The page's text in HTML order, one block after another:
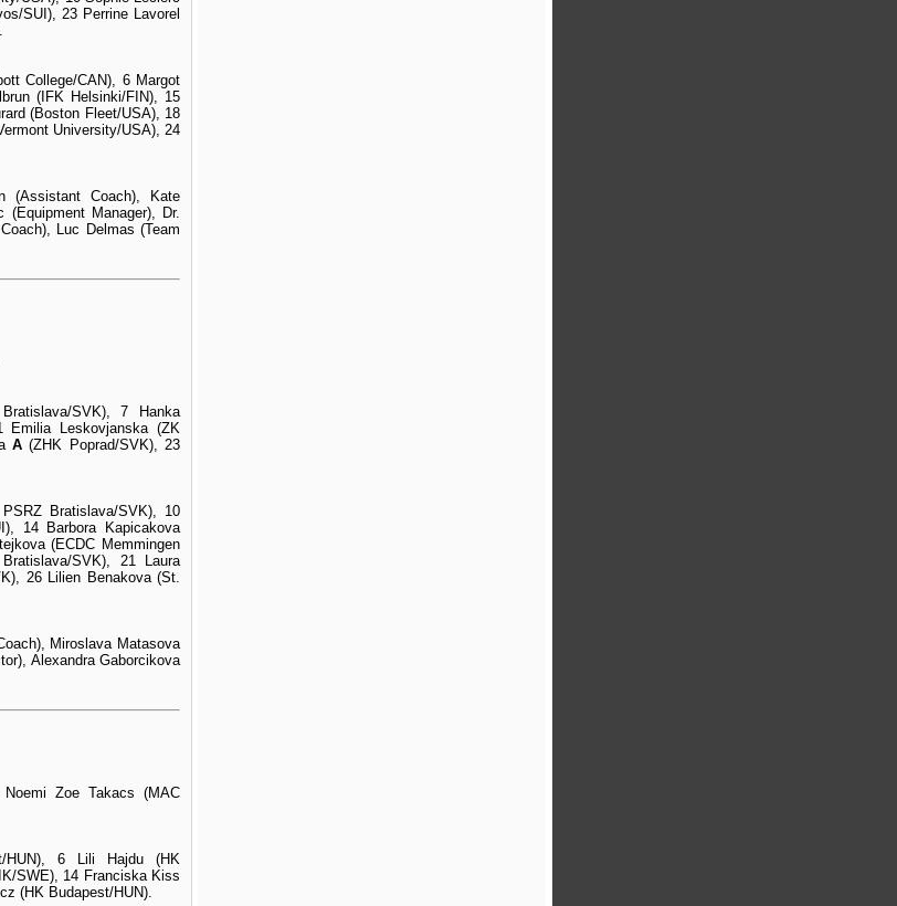
SUI), 23 Perrine Lavorel
College/CAN), 6 Margot
(IFK Helsinki/FIN), 15
(Boston Fleet/USA), 18
University/USA), 24
(Assistant Coach), Kate
(Equipment Manager), Dr.
Luc Delmas (Team
SVK), 7 Hanka
Emilia Leskovjanska (ZK
A(ZHK Poprad/SVK), 23
Bratislava/SVK), 10
14 Barbora Kapicakova
(ECDC Memmingen
SVK), 21 Laura
26 Lilien Benakova (St.
Miroslava Matasova
Alexandra Gaborcikova
Zoe Takacs (MAC
HUN), 6 Lili Hajdu (HK
SWE), 14 Franciska Kiss
(HK Budapest/HUN).